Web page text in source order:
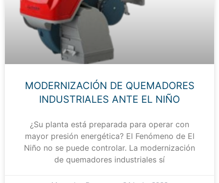
MODERNIZACIÓN DE QUEMADORES
INDUSTRIALES ANTE EL NIÑO
¿Su planta está preparada para operar con
mayor presión energética? El Fenómeno de El
Niño no se puede controlar. La modernización
de quemadores industriales sí